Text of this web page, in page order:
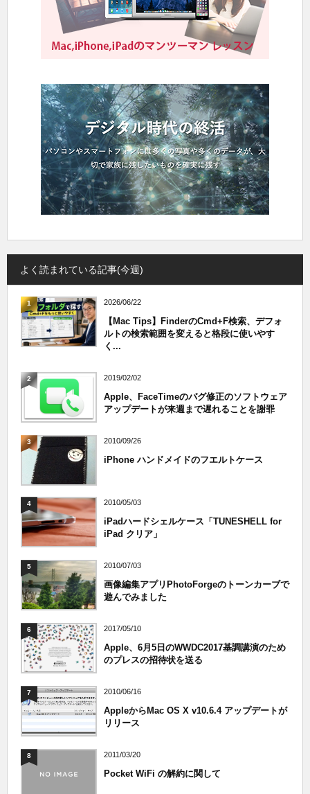
よく読まれている記事(今週)
1 2026/06/22
【Mac Tips】FinderのCmd+F検索、デフォ
ルトの検索範囲を変えると格段に使いやす
く...
2 2019/02/02
Apple、FaceTimeのバグ修正のソフトウェア
アップデートが来週まで遅れることを謝罪
3 2010/09/26
iPhone ハンドメイドのフエルトケース
4 2010/05/03
iPadハードシェルケース「TUNESHELL for
iPad クリア」
5 2010/07/03
画像編集アプリPhotoForgeのトーンカーブで
遊んでみました
6 2017/05/10
Apple、6月5日のWWDC2017基調講演のため
のプレスの招待状を送る
7 2010/06/16
AppleからMac OS X v10.6.4 アップデートが
リリース
8 2011/03/20
Pocket WiFi の解約に関して